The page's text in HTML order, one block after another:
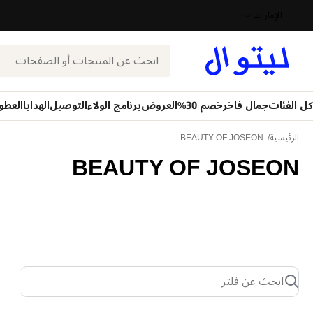
بحث
كل الفئاتجمال فاخرخصم 30% العروضبرنامج الولاءالتوصيلالهدايا
الرئيسية BEAUTY OF JOSEON
BEAUTY OF JOSEON
ابحث عن فلتر